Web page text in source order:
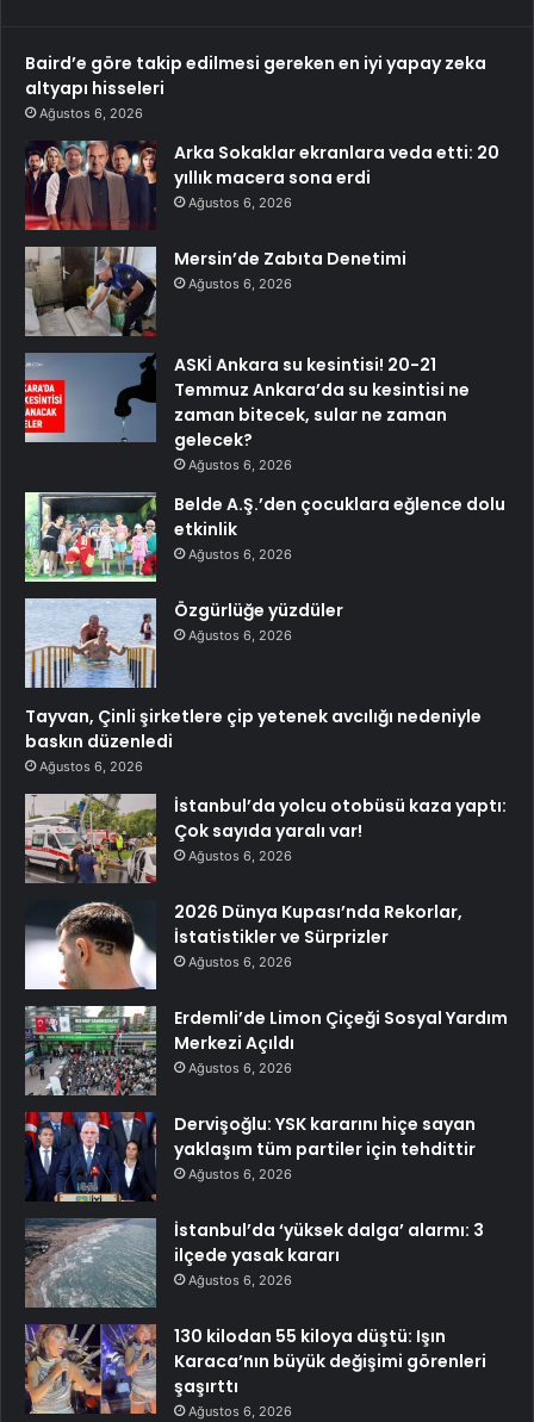
Baird’e göre takip edilmesi gereken en iyi yapay zeka
altyapı hisseleri
Ağustos 6, 2026
Arka Sokaklar ekranlara veda etti: 20
yıllık macera sona erdi
Ağustos 6, 2026
Mersin’de Zabıta Denetimi
Ağustos 6, 2026
ASKİ Ankara su kesintisi! 20-21
Temmuz Ankara’da su kesintisi ne
zaman bitecek, sular ne zaman
gelecek?
Ağustos 6, 2026
Belde A.Ş.’den çocuklara eğlence dolu
etkinlik
Ağustos 6, 2026
Özgürlüğe yüzdüler
Ağustos 6, 2026
Tayvan, Çinli şirketlere çip yetenek avcılığı nedeniyle
baskın düzenledi
Ağustos 6, 2026
İstanbul’da yolcu otobüsü kaza yaptı:
Çok sayıda yaralı var!
Ağustos 6, 2026
2026 Dünya Kupası’nda Rekorlar,
İstatistikler ve Sürprizler
Ağustos 6, 2026
Erdemli’de Limon Çiçeği Sosyal Yardım
Merkezi Açıldı
Ağustos 6, 2026
Dervişoğlu: YSK kararını hiçe sayan
yaklaşım tüm partiler için tehdittir
Ağustos 6, 2026
İstanbul’da ‘yüksek dalga’ alarmı: 3
ilçede yasak kararı
Ağustos 6, 2026
130 kilodan 55 kiloya düştü: Işın
Karaca’nın büyük değişimi görenleri
şaşırttı
Ağustos 6, 2026